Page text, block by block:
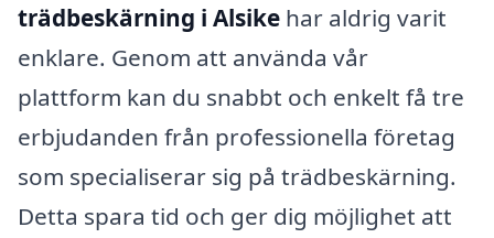
trädbeskärning i Alsike har aldrig varit
enklare. Genom att använda vår
plattform kan du snabbt och enkelt få tre
erbjudanden från professionella företag
som specialiserar sig på trädbeskärning.
Detta spara tid och ger dig möjlighet att